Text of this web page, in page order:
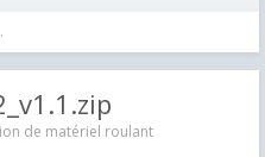
de matériel roulant